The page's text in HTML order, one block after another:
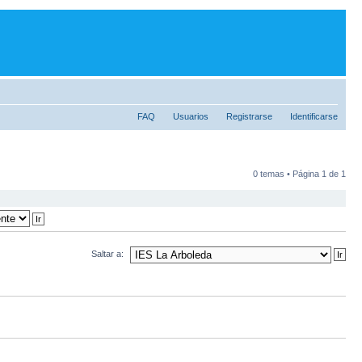
FAQ Usuarios Registrarse Identificarse
0 temas • Página 1 de 1
Saltar a: